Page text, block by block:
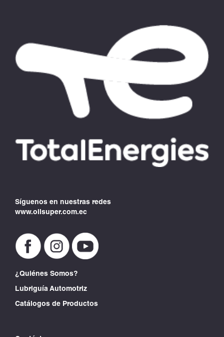
Síguenos en nuestras redes
www.oilsuper.com.ec
¿Quiénes Somos?
Lubriguía Automotriz
Catálogos de Productos